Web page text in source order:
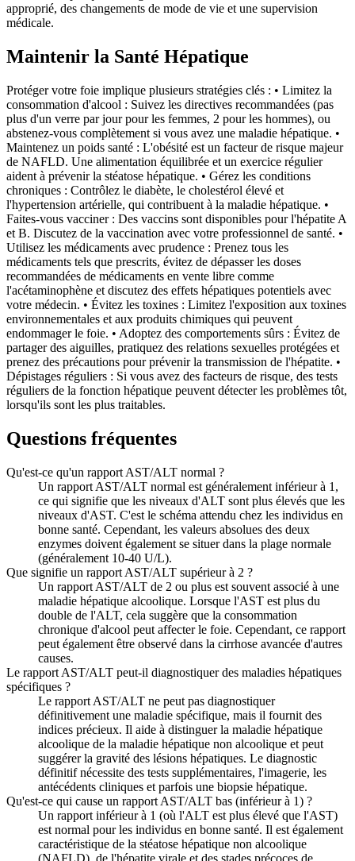
approprié, des changements de mode de vie et une supervision
médicale.
Maintenir la Santé Hépatique
Protéger votre foie implique plusieurs stratégies clés : • Limitez la
consommation d'alcool : Suivez les directives recommandées (pas
plus d'un verre par jour pour les femmes, 2 pour les hommes), ou
abstenez-vous complètement si vous avez une maladie hépatique. •
Maintenez un poids santé : L'obésité est un facteur de risque majeur
de NAFLD. Une alimentation équilibrée et un exercice régulier
aident à prévenir la stéatose hépatique. • Gérez les conditions
chroniques : Contrôlez le diabète, le cholestérol élevé et
l'hypertension artérielle, qui contribuent à la maladie hépatique. •
Faites-vous vacciner : Des vaccins sont disponibles pour l'hépatite A
et B. Discutez de la vaccination avec votre professionnel de santé. •
Utilisez les médicaments avec prudence : Prenez tous les
médicaments tels que prescrits, évitez de dépasser les doses
recommandées de médicaments en vente libre comme
l'acétaminophène et discutez des effets hépatiques potentiels avec
votre médecin. • Évitez les toxines : Limitez l'exposition aux toxines
environnementales et aux produits chimiques qui peuvent
endommager le foie. • Adoptez des comportements sûrs : Évitez de
partager des aiguilles, pratiquez des relations sexuelles protégées et
prenez des précautions pour prévenir la transmission de l'hépatite. •
Dépistages réguliers : Si vous avez des facteurs de risque, des tests
réguliers de la fonction hépatique peuvent détecter les problèmes tôt,
lorsqu'ils sont les plus traitables.
Questions fréquentes
Qu'est-ce qu'un rapport AST/ALT normal ?
Un rapport AST/ALT normal est généralement inférieur à 1,
ce qui signifie que les niveaux d'ALT sont plus élevés que les
niveaux d'AST. C'est le schéma attendu chez les individus en
bonne santé. Cependant, les valeurs absolues des deux
enzymes doivent également se situer dans la plage normale
(généralement 10-40 U/L).
Que signifie un rapport AST/ALT supérieur à 2 ?
Un rapport AST/ALT de 2 ou plus est souvent associé à une
maladie hépatique alcoolique. Lorsque l'AST est plus du
double de l'ALT, cela suggère que la consommation
chronique d'alcool peut affecter le foie. Cependant, ce rapport
peut également être observé dans la cirrhose avancée d'autres
causes.
Le rapport AST/ALT peut-il diagnostiquer des maladies hépatiques
spécifiques ?
Le rapport AST/ALT ne peut pas diagnostiquer
définitivement une maladie spécifique, mais il fournit des
indices précieux. Il aide à distinguer la maladie hépatique
alcoolique de la maladie hépatique non alcoolique et peut
suggérer la gravité des lésions hépatiques. Le diagnostic
définitif nécessite des tests supplémentaires, l'imagerie, les
antécédents cliniques et parfois une biopsie hépatique.
Qu'est-ce qui cause un rapport AST/ALT bas (inférieur à 1) ?
Un rapport inférieur à 1 (où l'ALT est plus élevé que l'AST)
est normal pour les individus en bonne santé. Il est également
caractéristique de la stéatose hépatique non alcoolique
(NAFLD), de l'hépatite virale et des stades précoces de